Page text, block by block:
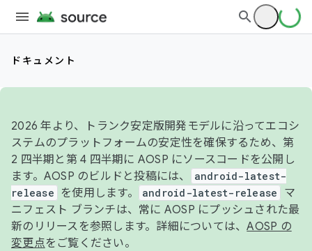
ドキュメント
2026 年より、トランク安定版開発モデルに沿ってエコシ
ステムのプラットフォームの安定性を確保するため、第
2 四半期と第 4 四半期に AOSP にソースコードを公開し
ます。AOSP のビルドと投稿には、
android-latest-
release
を使用します。 android-latest-release
マ
ニフェスト ブランチは、常に AOSP にプッシュされた最
新のリリースを参照します。詳細については、AOSP の
変更点をご覧ください。